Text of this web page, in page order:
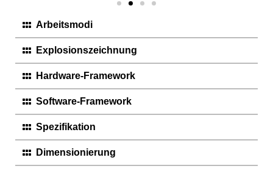
Arbeitsmodi
Explosionszeichnung
Hardware-Framework
Software-Framework
Spezifikation
Dimensionierung